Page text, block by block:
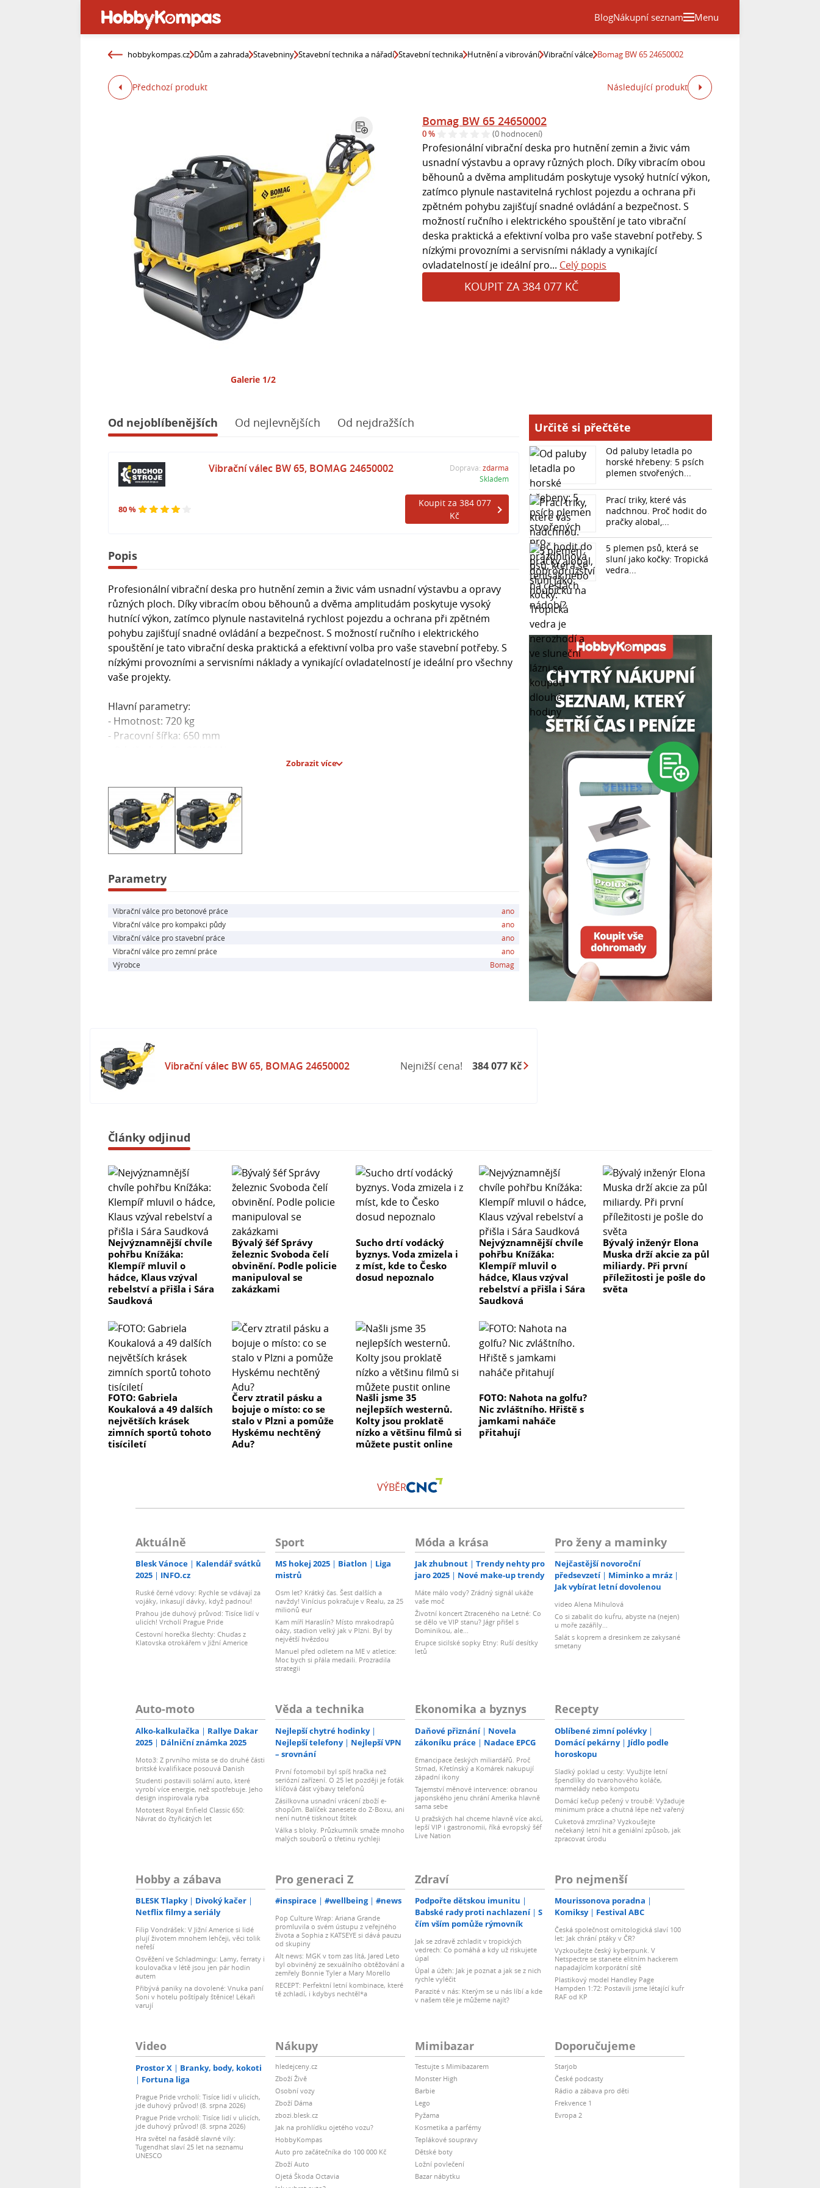
BlogNákupní seznam Menu
hobbykompas.cz Dům a zahrada Stavebniny Stavební technika a nářadí Stavební technika Hutnění a vibrování Vibrační válce Bomag BW 65 24650002
Předchozí produkt Následující produkt
Galerie 1/2
Bomag BW 65 24650002
0 % (0 hodnocení)
Profesionální vibrační deska pro hutnění zemin a živic vám
usnadní výstavbu a opravy různých ploch. Díky vibracím obou
běhounů a dvěma amplitudám poskytuje vysoký hutnící výkon,
zatímco plynule nastavitelná rychlost pojezdu a ochrana při
zpětném pohybu zajišťují snadné ovládání a bezpečnost. S
možností ručního i elektrického spouštění je tato vibrační
deska praktická a efektivní volba pro vaše stavební potřeby. S
nízkými provozními a servisními náklady a vynikající
ovladatelností je ideální pro... Celý popis
KOUPIT ZA 384 077 KČ
Od nejoblíbenějších Od nejlevnějších Od nejdražších
80 %
Vibrační válec BW 65, BOMAG 24650002 Doprava: zdarma
Skladem
Koupit za 384 077
Kč
Popis
Profesionální vibrační deska pro hutnění zemin a živic vám usnadní výstavbu a opravy
různých ploch. Díky vibracím obou běhounů a dvěma amplitudám poskytuje vysoký
hutnící výkon, zatímco plynule nastavitelná rychlost pojezdu a ochrana při zpětném
pohybu zajišťují snadné ovládání a bezpečnost. S možností ručního i elektrického
spouštění je tato vibrační deska praktická a efektivní volba pro vaše stavební potřeby. S
nízkými provozními a servisními náklady a vynikající ovladatelností je ideální pro všechny
vaše projekty.
Hlavní parametry:
- Hmotnost: 720 kg
- Pracovní šířka: 650 mm
- Motor: HONDA GX390
- Výkon: 8,2 kW
- Startování: elektrostart, ruční
- Palivo: Benzín
Zobrazit více
Parametry
Vibrační válce pro betonové práce
ano
Vibrační válce pro kompakci půdy
ano
Vibrační válce pro stavební práce
ano
Vibrační válce pro zemní práce
ano
Výrobce
Bomag
Určitě si přečtěte
Od paluby letadla po
horské hřebeny: 5 psích
plemen stvořených...
Prací triky, které vás
nadchnou. Proč hodit do
pračky alobal,...
5 plemen psů, která se
sluní jako kočky: Tropická
vedra...
Vibrační válec BW 65, BOMAG 24650002 Nejnižší cena! 384 077 Kč
Články odjinud
Nejvýznamnější chvíle
pohřbu Knížáka:
Klempíř mluvil o
hádce, Klaus vzýval
rebelství a přišla i Sára
Saudková
Bývalý šéf Správy
železnic Svoboda čelí
obvinění. Podle policie
manipuloval se
zakázkami
Sucho drtí vodácký
byznys. Voda zmizela i
z míst, kde to Česko
dosud nepoznalo
Nejvýznamnější chvíle
pohřbu Knížáka:
Klempíř mluvil o
hádce, Klaus vzýval
rebelství a přišla i Sára
Saudková
Bývalý inženýr Elona
Muska drží akcie za půl
miliardy. Při první
příležitosti je pošle do
světa
FOTO: Gabriela
Koukalová a 49 dalších
největších krásek
zimních sportů tohoto
tisíciletí
Červ ztratil pásku a
bojuje o místo: co se
stalo v Plzni a pomůže
Hyskému nechtěný
Adu?
Našli jsme 35
nejlepších westernů.
Kolty jsou proklatě
nízko a většinu filmů si
můžete pustit online
FOTO: Nahota na golfu?
Nic zvláštního. Hřiště s
jamkami naháče
přitahují
VÝBĚR
Aktuálně
Blesk Vánoce
Kalendář svátků
2025
INFO.cz
Ruské černé vdovy: Rychle se vdávají za
vojáky, inkasují dávky, když padnou!
Prahou jde duhový průvod: Tisíce lidí v
ulicích! Vrcholí Prague Pride
Cestovní horečka šlechty: Chuďas z
Klatovska otrokářem v Jižní Americe
Sport
MS hokej 2025 Biatlon
Liga
mistrů
Osm let? Krátký čas. Šest dalších a
navždy! Vinícius pokračuje v Realu, za 25
milionů eur
Kam míří Haraslín? Místo mrakodrapů
oázy, stadion velký jak v Plzni. Byl by
největší hvězdou
Manuel před odletem na ME v atletice:
Moc bych si přála medaili. Prozradila
strategii
Móda a krása
Jak zhubnout
Trendy nehty pro
jaro 2025
Nové make-up trendy
Máte málo vody? Zrádný signál ukáže
vaše moč
Životní koncert Ztraceného na Letné: Co
se dělo ve VIP stanu? Jágr přišel s
Dominikou, ale...
Erupce sicilské sopky Etny: Ruší desítky
letů
Pro ženy a maminky
Nejčastější novoroční
předsevzetí
Miminko a mráz
Jak vybírat letní dovolenou
video Alena Mihulová
Co si zabalit do kufru, abyste na (nejen)
u moře zazářily...
Salát s koprem a dresinkem ze zakysané
smetany
Auto-moto
Alko-kalkulačka
Rallye Dakar
2025
Dálniční známka 2025
Moto3: Z prvního místa se do druhé části
britské kvalifikace posouvá Danish
Studenti postavili solární auto, které
vyrobí více energie, než spotřebuje. Jeho
design inspirovala ryba
Mototest Royal Enfield Classic 650:
Návrat do čtyřicátých let
Věda a technika
Nejlepší chytré hodinky
Nejlepší telefony
Nejlepší VPN
– srovnání
První fotomobil byl spíš hračka než
seriózní zařízení. O 25 let později je foťák
klíčová část výbavy telefonů
Zásilkovna usnadní vrácení zboží e-
shopům. Balíček zanesete do Z-Boxu, ani
není nutné tisknout štítek
Válka s bloky. Průzkumník smaže mnoho
malých souborů o třetinu rychleji
Ekonomika a byznys
Daňové přiznání
Novela
zákoníku práce
Nadace EPCG
Emancipace českých miliardářů. Proč
Strnad, Křetínský a Komárek nakupují
západní ikony
Tajemství měnové intervence: obranou
japonského jenu chrání Amerika hlavně
sama sebe
U pražských hal chceme hlavně více akcí,
lepší VIP i gastronomii, říká evropský šéf
Live Nation
Recepty
Oblíbené zimní polévky
Domácí pekárny
Jídlo podle
horoskopu
Sladký poklad u cesty: Využijte letní
špendlíky do tvarohového koláče,
marmelády nebo kompotu
Domácí kečup pečený v troubě: Vyžaduje
minimum práce a chutná lépe než vařený
Cuketová zmrzlina? Vyzkoušejte
nečekaný letní hit a geniální způsob, jak
zpracovat úrodu
Hobby a zábava
BLESK Tlapky
Divoký kačer
Netflix filmy a seriály
Filip Vondrášek: V Jižní Americe si lidé
plují životem mnohem lehčeji, věci tolik
neřeší
Osvěžení ve Schladmingu: Lamy, ferraty i
koulovačka v létě jsou jen pár hodin
autem
Přibývá paniky na dovolené: Vnuka paní
Soni v hotelu poštípaly štěnice! Lékaři
varují
Pro generaci Z
#inspirace #wellbeing #news
Pop Culture Wrap: Ariana Grande
promluvila o svém ústupu z veřejného
života a Sophia z KATSEYE si dává pauzu
od skupiny
Alt news: MGK v tom zas lítá, Jared Leto
byl obviněný ze sexuálního obtěžování a
zemřely Bonnie Tyler a Mary Morello
RECEPT: Perfektní letní kombinace, které
tě zchladí, i kdybys nechtěl*a
Zdraví
Podpořte dětskou imunitu
Babské rady proti nachlazení
S
čím vším pomůže rýmovník
Jak se zdravě zchladit v tropických
vedrech: Co pomáhá a kdy už riskujete
úpal
Úpal a úžeh: Jak je poznat a jak se z nich
rychle vyléčit
Parazité v nás: Kterým se u nás líbí a kde
v našem těle je můžeme najít?
Pro nejmenší
Mourissonova poradna
Komiksy
Festival ABC
Česká společnost ornitologická slaví 100
let: Jak chrání ptáky v ČR?
Vyzkoušejte český kyberpunk. V
Netspectre se stanete elitním hackerem
napadajícím korporátní sítě
Plastikový model Handley Page
Hampden 1:72: Postavili jsme létající kufr
RAF od KP
Video
Prostor X
Branky, body, kokoti
Fortuna liga
Prague Pride vrcholí: Tisíce lidí v ulicích,
jde duhový průvod! (8. srpna 2026)
Prague Pride vrcholí: Tisíce lidí v ulicích,
jde duhový průvod! (8. srpna 2026)
Hra světel na fasádě slavné vily:
Tugendhat slaví 25 let na seznamu
UNESCO
Nákupy
hledejceny.cz
Zboží Živě
Osobní vozy
Zboží Dáma
zbozi.blesk.cz
Jak na prohlídku ojetého vozu?
HobbyKompas
Auto pro začátečníka do 100 000 Kč
Zboží Auto
Ojetá Škoda Octavia
Mimibazar
Testujte s Mimibazarem
Monster High
Barbie
Lego
Pyžama
Kosmetika a parfémy
Teplákové soupravy
Dětské boty
Ložní povlečení
Bazar nábytku
Doporučujeme
Starjob
České podcasty
Rádio a zábava pro děti
Frekvence 1
Evropa 2